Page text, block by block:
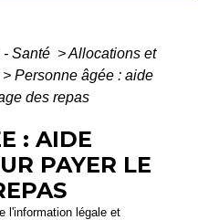
Santé >Allocations et
> Personne âgée : aide
des repas
: AIDE
PAYER LE
l'information légale et